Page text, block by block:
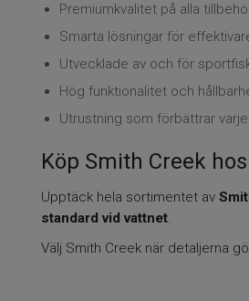
Premiumkvalitet på alla
Smarta lösningar för
Utvecklade av och för
Hög funktionalitet och
Utrustning som förbättrar
Köp Smith Creek
Upptäck hela sortimentet av
standard vid vattnet.
Välj Smith Creek när detaljerna